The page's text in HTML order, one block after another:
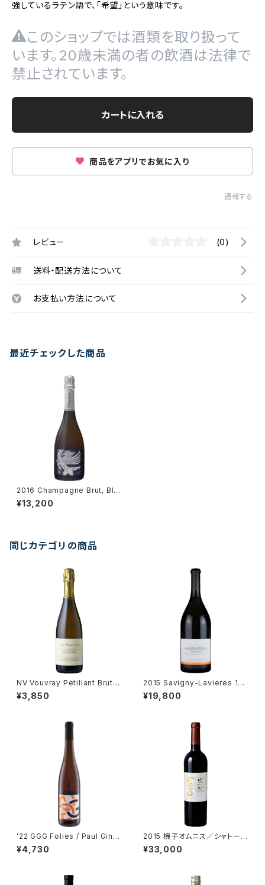
強しているラテン語で、「希望」という意味です。
このショップでは酒類を取り扱って
います。20歳未満の者の飲酒は法律で
禁止されています。
カートに入れる
商品をアプリでお気に入り
通報する
レビュー (0)
送料・配送方法について
お支払い方法について
最近チェックした商品
2016 Champagne Brut, Bla
nc de Blancs "PEGASUS" /
Simon-Devaux & Lou Beati
¥13,200
同じカテゴリの商品
NV Vouvray Petillant Brut /
Dm. Vigneau-Chevreau
¥3,850
2015 Savigny-Lavieres 1er
Cru / Dm. Tollot Beaut
¥19,800
'22 GGG Folies / Paul Gingl
inger
¥4,730
2015 椀子オムニス／シャトー・
メルシャン
¥33,000